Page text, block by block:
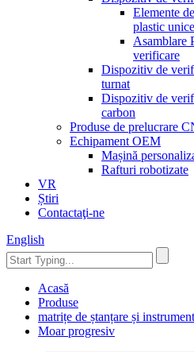
Elemente
plastic unice
Asamblare
verificare
Dispozitiv de
turnat
Dispozitiv de
carbon
Produse de prelucrare
Echipament OEM
Mașină
Rafturi robotizate
VR
Știri
Contactaţi-ne
English
Acasă
Produse
matrițe de ștanțare și
Moar progresiv